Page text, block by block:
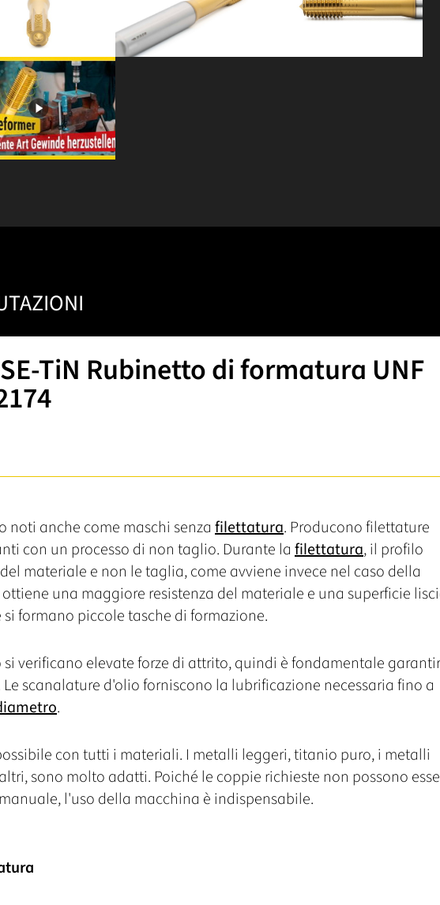
TiN Rubinetto di formatura UNF
noti anche come maschi senza filettatura. Producono filettature
con un processo di non taglio. Durante la filettatura, il profilo
materiale e non le taglia, come avviene invece nel caso della
una maggiore resistenza del materiale e una superficie
formano piccole tasche di formazione.
verificano elevate forze di attrito, quindi è fondamentale
scanalature d'olio forniscono la lubrificazione necessaria fino a
.
con tutti i materiali. I metalli leggeri, titanio puro, i metalli
sono molto adatti. Poiché le coppie richieste non possono
l'uso della macchina è indispensabile.